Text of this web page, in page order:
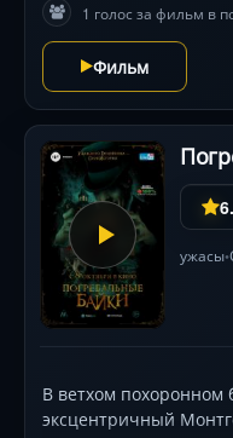
Гаммелла. Фильм
материализуются в
преодолении ужаса.
1 голос за фильм в
Фильм
ужасы•
В ветхом похоронном
эксцентричный